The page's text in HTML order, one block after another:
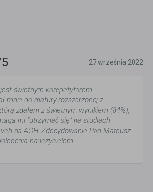
27 września 2022
świetnym korepetytorem.
mnie do matury rozszerzonej z
zdałem z świetnym wynikiem (84%),
mi "utrzymać się" na studiach
na AGH. Zdecydowanie Pan Mateusz
nauczycielem.